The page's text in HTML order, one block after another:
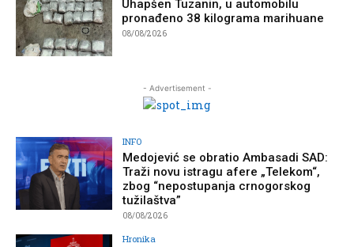
Uhapšen Tuzanin, u automobilu
pronađeno 38 kilograma marihuane
08/08/2026
- Advertisement -
INFO
Medojević se obratio Ambasadi SAD:
Traži novu istragu afere „Telekom“,
zbog “nepostupanja crnogorskog
tužilaštva”
08/08/2026
Hronika